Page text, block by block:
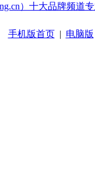
）十大品牌频道
手机版首页| 电脑版